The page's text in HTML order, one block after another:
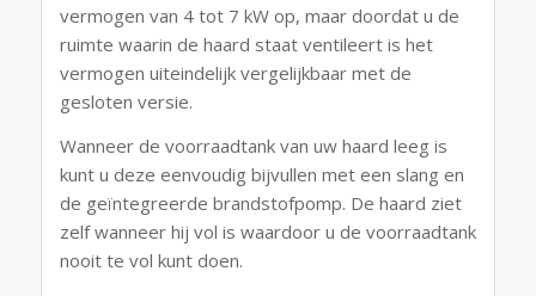
vermogen van 4 tot 7 kW op, maar doordat u de
ruimte waarin de haard staat ventileert is het
vermogen uiteindelijk vergelijkbaar met de
gesloten versie.
Wanneer de voorraadtank van uw haard leeg is
kunt u deze eenvoudig bijvullen met een slang en
de geïntegreerde brandstofpomp. De haard ziet
zelf wanneer hij vol is waardoor u de voorraadtank
nooit te vol kunt doen.